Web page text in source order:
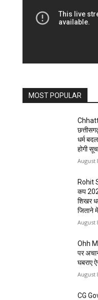
MOST POPULAR
धर्म
होगी
August
Rohit
कप
शिखर
जिताने में
August
Ohh
पर
घबराए
August
CG